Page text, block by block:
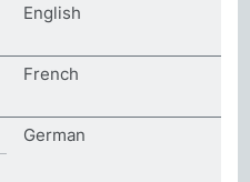
English
French
German